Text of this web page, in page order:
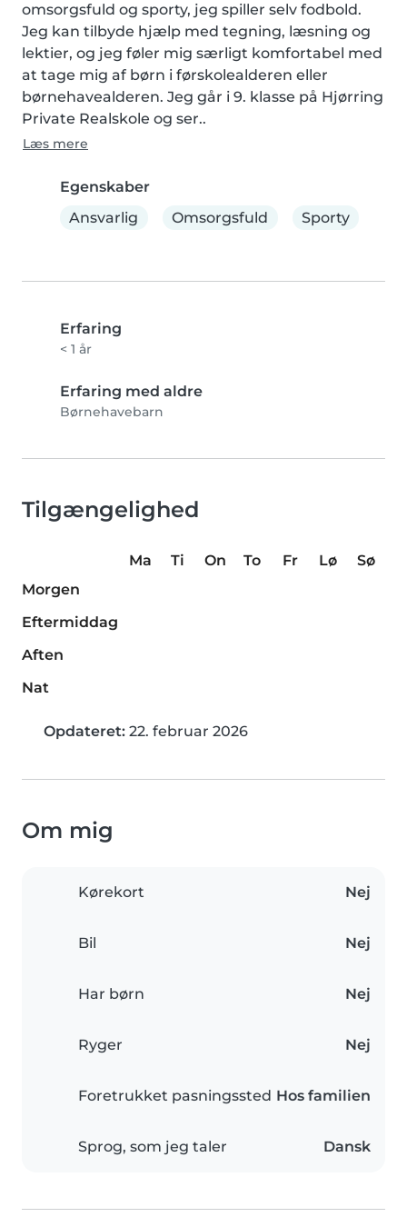
omsorgsfuld og sporty, jeg spiller selv fodbold.
Jeg kan tilbyde hjælp med tegning, læsning og
lektier, og jeg føler mig særligt komfortabel med
at tage mig af børn i førskolealderen eller
børnehavealderen. Jeg går i 9. klasse på Hjørring
Private Realskole og ser..
Læs mere
Egenskaber
Ansvarlig
Omsorgsfuld Sporty
Erfaring
< 1 år
Erfaring med aldre
Børnehavebarn
Tilgængelighed
Ma Ti On To Fr Lø
Sø
Morgen
Eftermiddag
Aften
Nat
Opdateret: 22. februar 2026
Om mig
Kørekort Nej
Bil Nej
Har børn Nej
Ryger Nej
Foretrukket pasningssted Hos familien
Sprog, som jeg taler Dansk